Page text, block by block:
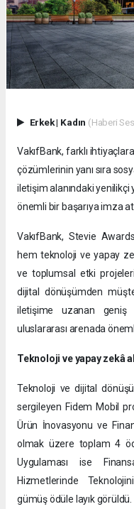
Erkek| Kadın (Haberi
VakıfBank, farklı
çözümlerinin yanı sıra
iletişim alanındaki yenilikçi
önemli bir başarıya imza
VakıfBank, Stevie
hem teknoloji ve yapay
ve toplumsal etki
dijital dönüşümden
iletişime uzanan geniş
uluslararası arenada
Teknoloji ve yapay zekâ
Teknoloji ve dijital
sergileyen Fidem Mobil
Ürün İnovasyonu ve
olmak üzere toplam 4
Uygulaması ise
Hizmetlerinde
gümüş ödüle layık görüldü.